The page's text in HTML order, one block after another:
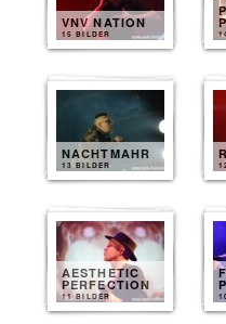
VNV NATION
15 BILDER
NACHTMAHR
13 BILDER
AESTHETIC
PERFECTION
11 BILDER